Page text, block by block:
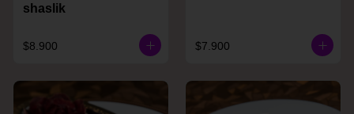
shaslik
$8.900 $7.900